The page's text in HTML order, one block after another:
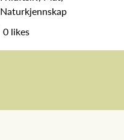
Naturkjennskap
0 likes